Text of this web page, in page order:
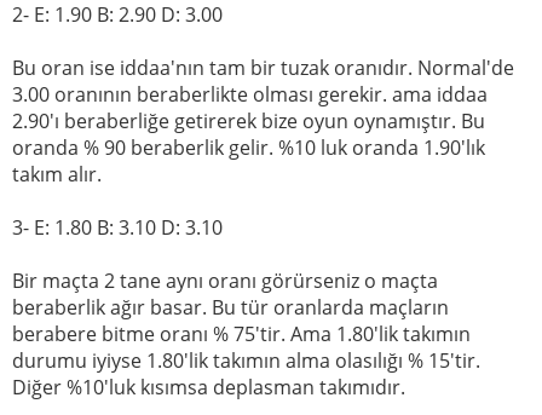
2- E: 1.90 B: 2.90 D: 3.00
Bu oran ise iddaa'nın tam bir tuzak oranıdır. Normal'de
3.00 oranının beraberlikte olması gerekir. ama iddaa
2.90'ı beraberliğe getirerek bize oyun oynamıştır. Bu
oranda % 90 beraberlik gelir. %10 luk oranda 1.90'lık
takım alır.
3- E: 1.80 B: 3.10 D: 3.10
Bir maçta 2 tane aynı oranı görürseniz o maçta
beraberlik ağır basar. Bu tür oranlarda maçların
berabere bitme oranı % 75'tir. Ama 1.80'lik takımın
durumu iyiyse 1.80'lik takımın alma olasılığı % 15'tir.
Diğer %10'luk kısımsa deplasman takımıdır.